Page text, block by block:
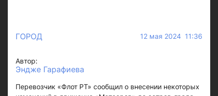
ГОРОД 12 мая 2024 11:36
Автор:
Эндже Гарафиева
Перевозчик «Флот РТ» сообщил о внесении некоторых